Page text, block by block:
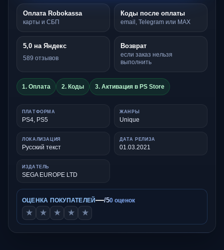
Оплата Robokassa
карты и СБП
Коды после оплаты
email, Telegram или MAX
5,0 на Яндекс
589 отзывов
Возврат
если заказ нельзя
выполнить
1. Оплата 2. Коды 3. Активация в PS Store
ПЛАТФОРМА
PS4, PS5
ЖАНРЫ
Unique
ЛОКАЛИЗАЦИЯ
Русский текст
ДАТА РЕЛИЗА
01.03.2021
ИЗДАТЕЛЬ
SEGA EUROPE LTD
ОЦЕНКА ПОКУПАТЕЛЕЙ—/50 оценок
★ ★ ★ ★ ★